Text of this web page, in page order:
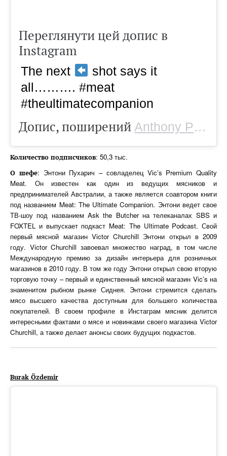
Переглянути цей допис в
Instagram
The next
shot says it
all………. #meat
#theultimatecompanion
Допис, поширений Anthony Puharich
Количество подписчиков: 50,3 тыс.
О шефе: Энтони Пухарич – совладелец Vic’s Premium Quality
Meat. Он известен как один из ведущих мясников и
предпринимателей Австралии, а также является соавтором книги
под названием Meat: The Ultimate Companion. Энтони ведет свое
ТВ-шоу под названием Ask the Butcher на телеканалах SBS и
FOXTEL и выпускает подкаст Meat: The Ultimate Podcast. Свой
первый мясной магазин Victor Churchill Энтони открыл в 2009
году. Victor Churchill завоевал множество наград, в том числе
Международную премию за дизайн интерьера для розничных
магазинов в 2010 году. В том же году Энтони открыл свою вторую
торговую точку – первый и единственный мясной магазин Vic’s на
знаменитом рыбном рынке Сиднея. Энтони стремится сделать
мясо высшего качества доступным для большего количества
покупателей. В своем профиле в Инстаграм мясник делится
интересными фактами о мясе и новинками своего магазина Victor
Churchill, а также делает анонсы своих будущих подкастов.
Burak Özdemir